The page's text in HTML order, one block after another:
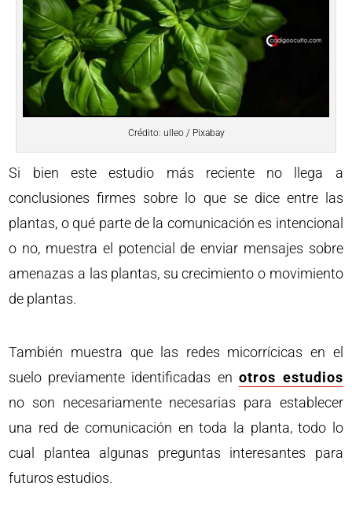
Crédito: ulleo / Pixabay
Si bien este estudio más reciente no llega a
conclusiones firmes sobre lo que se dice entre las
plantas, o qué parte de la comunicación es intencional
o no, muestra el potencial de enviar mensajes sobre
amenazas a las plantas, su crecimiento o movimiento
de plantas.
También muestra que las redes micorrícicas en el
suelo previamente identificadas en otros estudios
no son necesariamente necesarias para establecer
una red de comunicación en toda la planta, todo lo
cual plantea algunas preguntas interesantes para
futuros estudios.